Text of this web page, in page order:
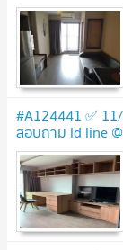
#A124441 ✅
สอบถาม ld line